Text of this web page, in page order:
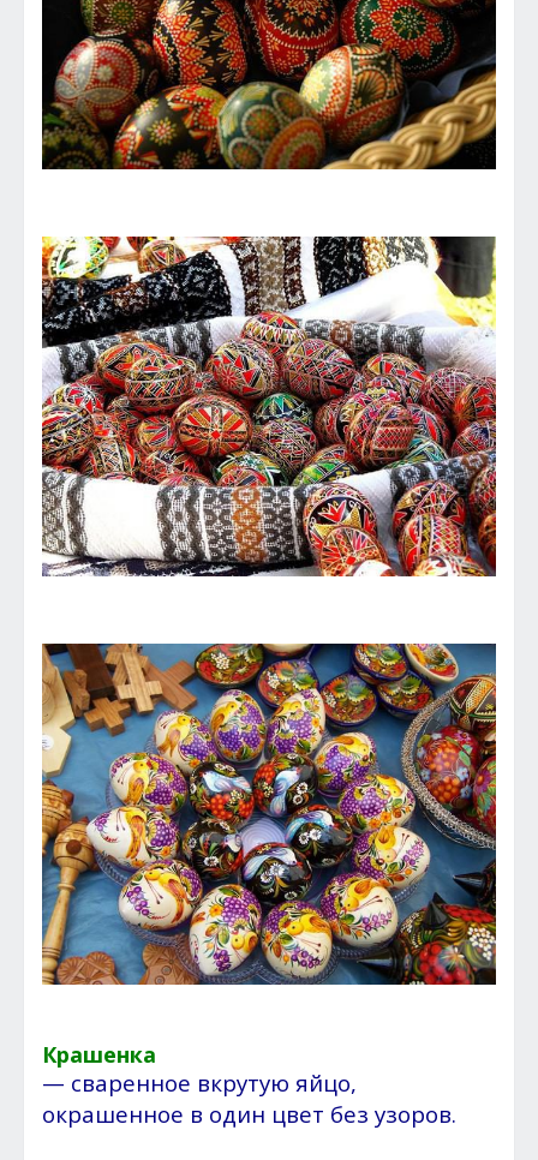
Крашенка
— сваренное вкрутую яйцо,
окрашенное в один цвет без узоров.